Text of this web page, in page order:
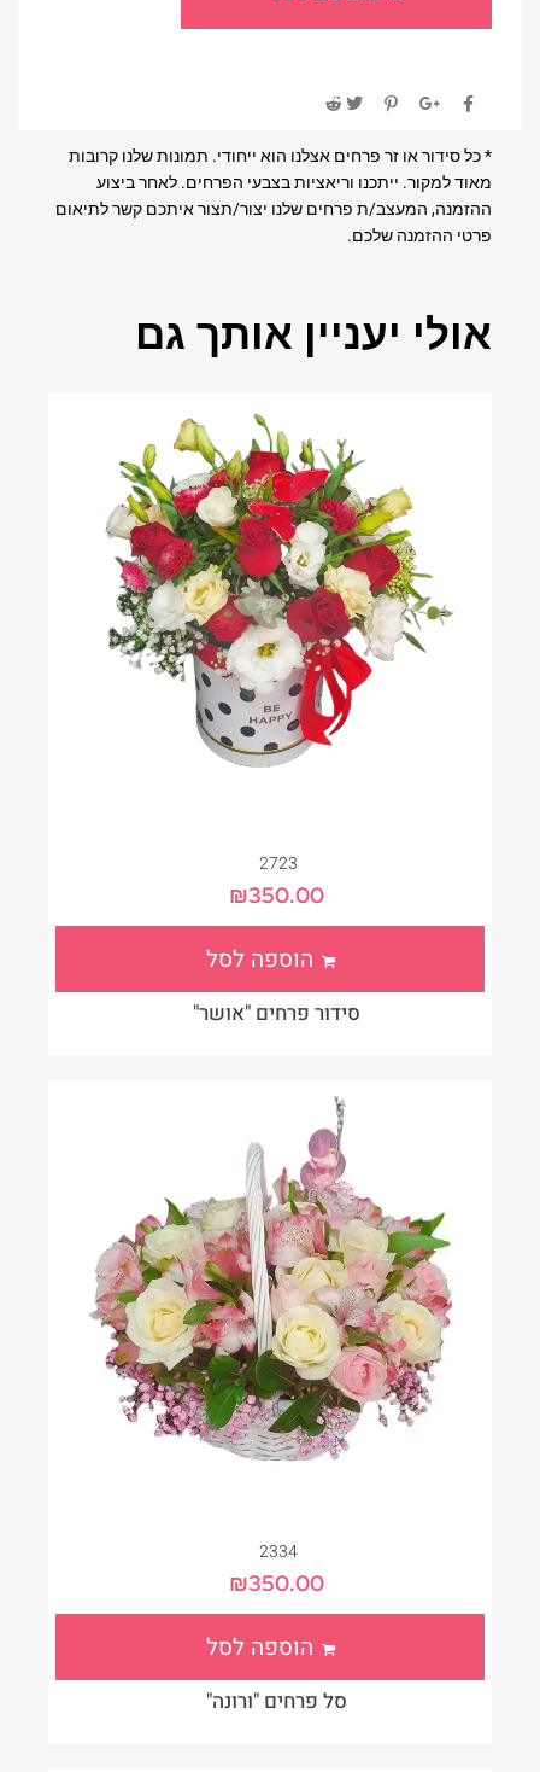
* כל סידור או זר פרחים אצלנו הוא ייחודי. תמונות שלנו קרובות
מאוד למקור. ייתכנו וריאציות בצבעי הפרחים. לאחר ביצוע
ההזמנה, המעצב/ת פרחים שלנו יצור/תצור איתכם קשר לתיאום
פרטי ההזמנה שלכם.
אולי יעניין אותך גם
2723
סידור פרחים "אושר"
₪350.00
הוספה לסל
2334
סל פרחים "ורונה"
₪350.00
הוספה לסל